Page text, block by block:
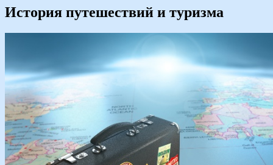
История путешествий и туризма